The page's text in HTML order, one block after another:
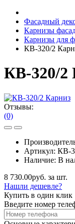
Фасадный
Карнизы
Карнизы для
КВ-320/2
КВ-320/2
Отзывы:
(0)
Артикул: КВ-
Наличие: В
8 730.00руб. за шт.
Нашли дешевле?
Купить в один клик
Введите номер